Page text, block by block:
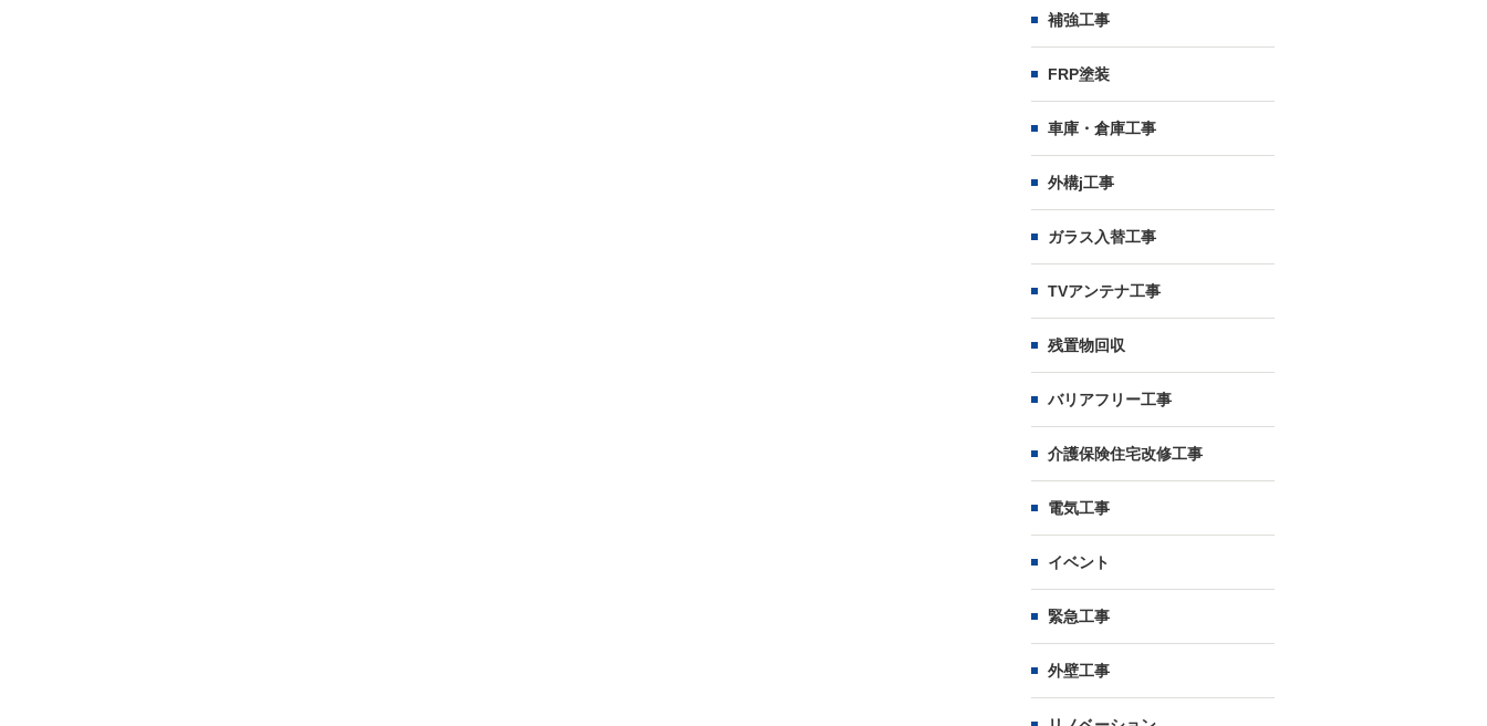
補強工事
FRP塗装
車庫・倉庫工事
外構j工事
ガラス入替工事
TVアンテナ工事
残置物回収
バリアフリー工事
介護保険住宅改修工事
電気工事
イベント
緊急工事
外壁工事